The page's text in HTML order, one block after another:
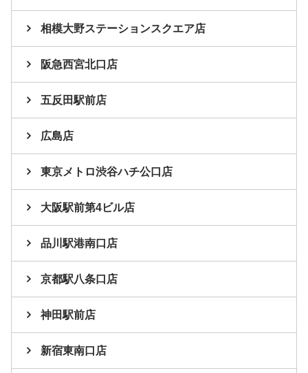
相模大野ステーションスクエア店
阪急西宮北口店
五反田駅前店
広島店
東京メトロ渋谷ハチ公口店
大阪駅前第4ビル店
品川駅港南口店
京都駅八条口店
神田駅前店
新宿東南口店